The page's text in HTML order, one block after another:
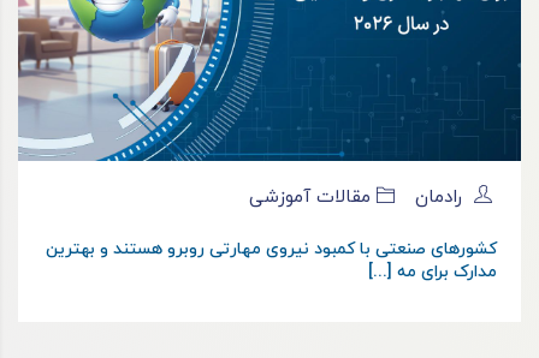
رادمان مقالات آموزشی
کشورهای صنعتی با کمبود نیروی مهارتی روبرو هستند و بهترین
مدارک برای مه [...]